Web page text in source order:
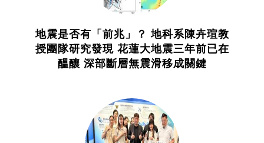
地震是否有「前兆」？ 地科系陳卉瑄教
授團隊研究發現 花蓮大地震三年前已在
醞釀 深部斷層無震滑移成關鍵